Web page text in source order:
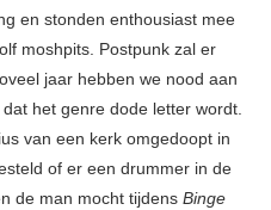
en stonden enthousiast mee
moshpits. Postpunk zal er
jaar hebben we nood aan
het genre dode letter wordt.
van een kerk omgedoopt in
of er een drummer in de
de man mocht tijdens Binge